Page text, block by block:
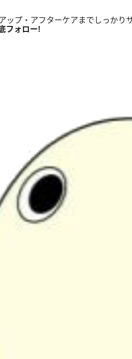
プ・アフターケアまでしっかり
フォロー!